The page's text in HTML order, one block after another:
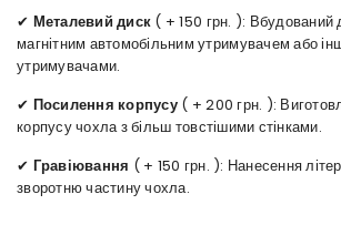
✔ Металевий диск ( + 150 грн. ): Вбудований
магнітним автомобільним утримувачем або
утримувачами.
✔ Посилення корпусу ( + 200 грн. ):
корпусу чохла з більш товстішими стінками.
✔ Гравіювання ( + 150 грн. ): Нанесення
зворотню частину чохла.